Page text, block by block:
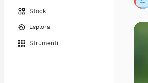
Stock
Esplora
Strumenti